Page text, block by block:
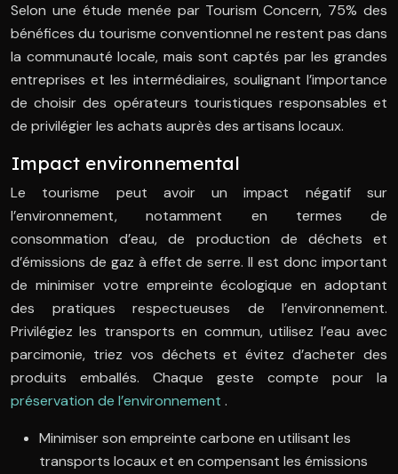
Selon une étude menée par Tourism Concern, 75% des
bénéfices du tourisme conventionnel ne restent pas dans
la communauté locale, mais sont captés par les grandes
entreprises et les intermédiaires, soulignant l’importance
de choisir des opérateurs touristiques responsables et
de privilégier les achats auprès des artisans locaux.
Impact environnemental
Le tourisme peut avoir un impact négatif sur
l’environnement, notamment en termes de
consommation d’eau, de production de déchets et
d’émissions de gaz à effet de serre. Il est donc important
de minimiser votre empreinte écologique en adoptant
des pratiques respectueuses de l’environnement.
Privilégiez les transports en commun, utilisez l’eau avec
parcimonie, triez vos déchets et évitez d’acheter des
produits emballés. Chaque geste compte pour la
préservation de l’environnement .
Minimiser son empreinte carbone en utilisant les
transports locaux et en compensant les émissions